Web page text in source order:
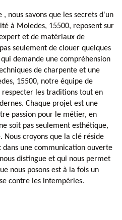
nous savons que les secrets d'un
à Moledes, 15500, reposent sur
et de matériaux de
seulement de clouer quelques
demande une compréhension
de charpente et une
15500, notre équipe de
respecter les traditions tout en
Chaque projet est une
passion pour le métier, en
soit pas seulement esthétique,
Nous croyons que la clé réside
une communication ouverte
distingue et qui nous permet
nous posons est à la fois un
contre les intempéries.